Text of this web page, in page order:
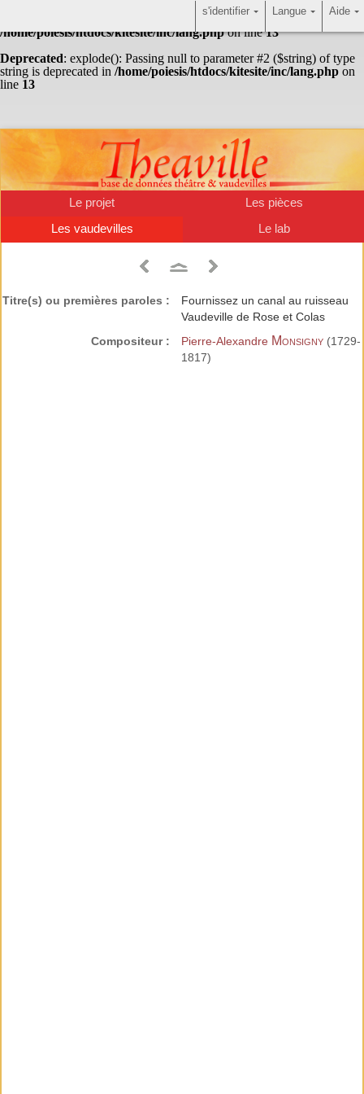
: Undefined array key "HTTP_ACCEPT_LANGUAGE" in
/home/poiesis/htdocs/kitesite/inc/lang.phpon line13
Deprecated: explode(): Passing null to parameter #2 ($string) of type
string is deprecated in /home/poiesis/htdocs/kitesite/inc/lang.php on
line 13
Le projet
Les pièces
Les vaudevilles
Le lab
Titre(s) ou premières paroles :
Fournissez un canal au ruisseau
Vaudeville de Rose et Colas
Compositeur :
Pierre-Alexandre Monsigny (1729-
1817)
Aide
Langue
s'identifier